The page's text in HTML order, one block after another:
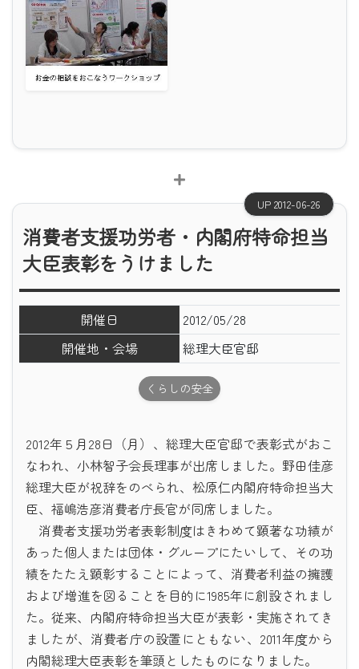
UP 2012-06-26
消費者支援功労者・内閣府特命担当
大臣表彰をうけました
開催日
2012/05/28
開催地・会場
総理大臣官邸
くらしの安全
2012年５月28日（月）、総理大臣官邸で表彰式がおこ
なわれ、小林智子会長理事が出席しました。野田佳彦
総理大臣が祝辞をのべられ、松原仁内閣府特命担当大
臣、福嶋浩彦消費者庁長官が同席しました。
消費者支援功労者表彰制度はきわめて顕著な功績が
あった個人または団体・グループにたいして、その功
績をたたえ顕彰することによって、消費者利益の擁護
および増進を図ることを目的に1985年に創設されまし
た。従来、内閣府特命担当大臣が表彰・実施されてき
ましたが、消費者庁の設置にともない、2011年度から
内閣総理大臣表彰を筆頭としたものになりました。